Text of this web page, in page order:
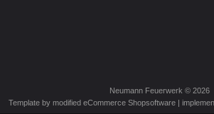
Neumann Feuerwerk © 2026
Template by modified eCommerce Shopsoftware |